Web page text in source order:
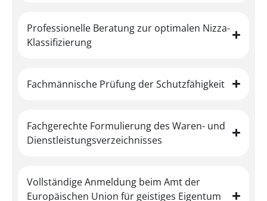
Professionelle Beratung zur optimalen Nizza-
Klassifizierung
Fachmännische Prüfung der Schutzfähigkeit
Fachgerechte Formulierung des Waren- und
Dienstleistungsverzeichnisses
Vollständige Anmeldung beim Amt der
Europäischen Union für geistiges Eigentum